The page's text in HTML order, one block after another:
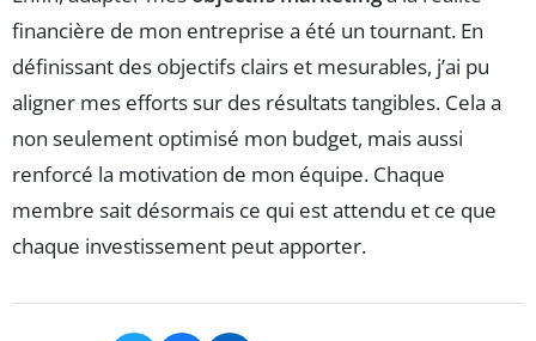
financière de mon entreprise a été un tournant. En
définissant des objectifs clairs et mesurables, j’ai pu
aligner mes efforts sur des résultats tangibles. Cela a
non seulement optimisé mon budget, mais aussi
renforcé la motivation de mon équipe. Chaque
membre sait désormais ce qui est attendu et ce que
chaque investissement peut apporter.